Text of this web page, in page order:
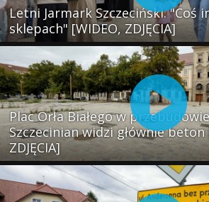
Letni Jarmark Szczeciński. "Coś
sklepach" [WIDEO, ZDJĘCIA]
Plac Orła Białego w
Szczecinian widzi głównie beton
ZDJĘCIA]